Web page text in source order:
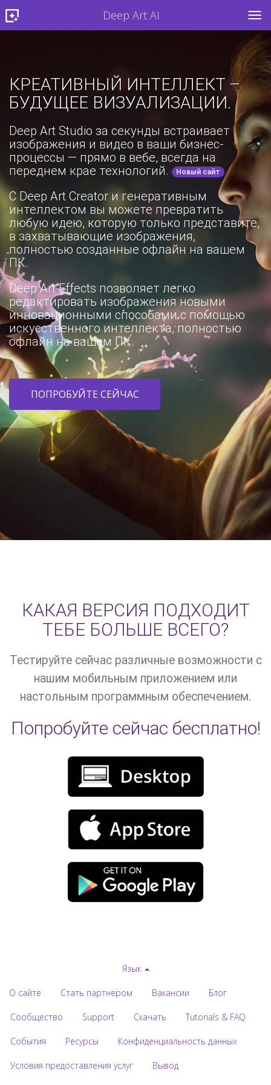
Deep Art AI
КРЕАТИВНЫЙ ИНТЕЛЛЕКТ –
БУДУЩЕЕ ВИЗУАЛИЗАЦИИ.
Deep Art Studio за секунды встраивает
изображения и видео в ваши бизнес-
процессы — прямо в вебе, всегда на
переднем крае технологий.
Новый сайт
С Deep Art Creator и генеративным
интеллектом вы можете превратить
любую идею, которую только представите,
в захватывающие изображения,
полностью созданные офлайн на вашем
ПК.
Deep Art Effects позволяет легко
редактировать изображения новыми
инновационными способами с помощью
искусственного интеллекта, полностью
офлайн на вашем ПК.
ПОПРОБУЙТЕ СЕЙЧАС
КАКАЯ ВЕРСИЯ ПОДХОДИТ
ТЕБЕ БОЛЬШЕ ВСЕГО?
Тестируйте сейчас различные возможности с
нашим мобильным приложением или
настольным программным обеспечением.
Попробуйте сейчас бесплатно!
Язык
О сайте Стать партнером Вакансии Блог
Сообщество Support Скачать Tutorials & FAQ
События Ресурсы Конфиденциальность данных
Условия предоставления услуг Вывод